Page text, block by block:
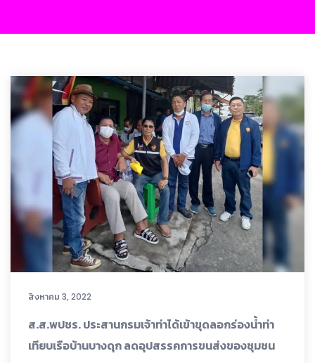
สิงหาคม 3, 2022
ส.ส.พปชร. ประสานกรมเจ้าท่าได้เข้าขุดลอกร่องน้ำท่า
เทียบเรือบ้านบางดุก ลดอุปสรรคการขนส่งของชุมชน